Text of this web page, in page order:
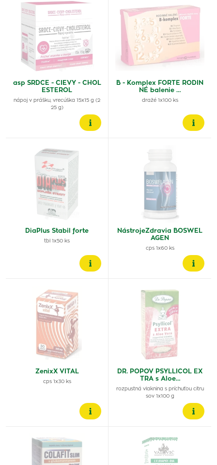
asp SRDCE - CIEVY - CHOL
ESTEROL
nápoj v prášku, vrecúška 15x15 g (2
25 g)
B - Komplex FORTE RODIN
NÉ balenie …
dražé 1x100 ks
DiaPlus Stabil forte
tbl 1x50 ks
NástrojeZdravia BOSWEL
AGEN
cps 1x60 ks
ZenixX VITAL
cps 1x30 ks
DR. POPOV PSYLLICOL EX
TRA s Aloe…
rozpustná vlaknina s príchuťou citru
sov 1x100 g